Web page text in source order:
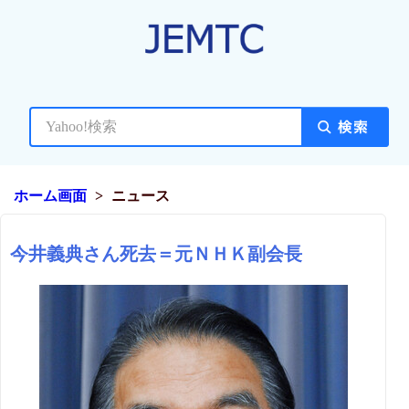
ホーム画面 ニュース
今井義典さん死去＝元ＮＨＫ副会長